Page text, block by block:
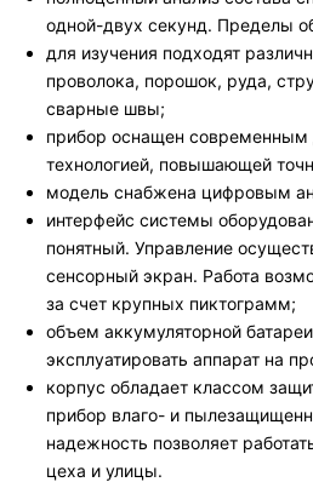
одной-двух секунд. Пределы
для изучения подходят
проволока, порошок, руда,
сварные швы;
прибор оснащен современным
технологией, повышающей
модель снабжена цифровым
интерфейс системы
понятный. Управление
сенсорный экран. Работа
за счет крупных пиктограмм;
объем аккумуляторной
эксплуатировать аппарат на
корпус обладает классом
прибор влаго- и
надежность позволяет
цеха и улицы.